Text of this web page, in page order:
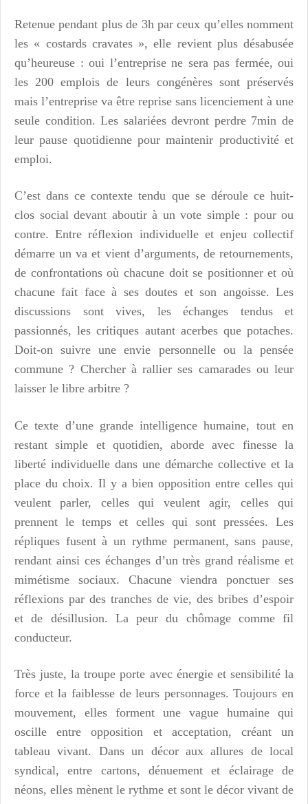
Retenue pendant plus de 3h par ceux qu’elles nomment
les « costards cravates », elle revient plus désabusée
qu’heureuse : oui l’entreprise ne sera pas fermée, oui
les 200 emplois de leurs congénères sont préservés
mais l’entreprise va être reprise sans licenciement à une
seule condition. Les salariées devront perdre 7min de
leur pause quotidienne pour maintenir productivité et
emploi.
C’est dans ce contexte tendu que se déroule ce huit-
clos social devant aboutir à un vote simple : pour ou
contre. Entre réflexion individuelle et enjeu collectif
démarre un va et vient d’arguments, de retournements,
de confrontations où chacune doit se positionner et où
chacune fait face à ses doutes et son angoisse. Les
discussions sont vives, les échanges tendus et
passionnés, les critiques autant acerbes que potaches.
Doit-on suivre une envie personnelle ou la pensée
commune ? Chercher à rallier ses camarades ou leur
laisser le libre arbitre ?
Ce texte d’une grande intelligence humaine, tout en
restant simple et quotidien, aborde avec finesse la
liberté individuelle dans une démarche collective et la
place du choix. Il y a bien opposition entre celles qui
veulent parler, celles qui veulent agir, celles qui
prennent le temps et celles qui sont pressées. Les
répliques fusent à un rythme permanent, sans pause,
rendant ainsi ces échanges d’un très grand réalisme et
mimétisme sociaux. Chacune viendra ponctuer ses
réflexions par des tranches de vie, des bribes d’espoir
et de désillusion. La peur du chômage comme fil
conducteur.
Très juste, la troupe porte avec énergie et sensibilité la
force et la faiblesse de leurs personnages. Toujours en
mouvement, elles forment une vague humaine qui
oscille entre opposition et acceptation, créant un
tableau vivant. Dans un décor aux allures de local
syndical, entre cartons, dénuement et éclairage de
néons, elles mènent le rythme et sont le décor vivant de